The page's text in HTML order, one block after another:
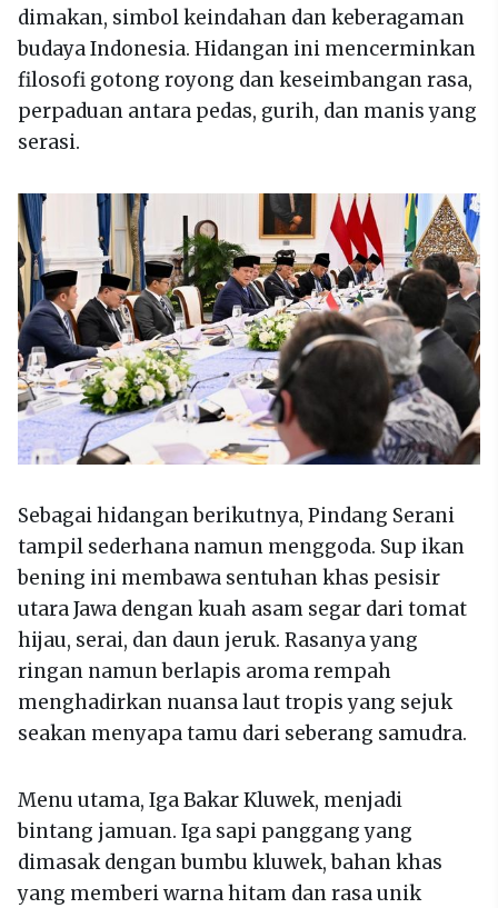
dimakan, simbol keindahan dan keberagaman
budaya Indonesia. Hidangan ini mencerminkan
filosofi gotong royong dan keseimbangan rasa,
perpaduan antara pedas, gurih, dan manis yang
serasi.
Sebagai hidangan berikutnya, Pindang Serani
tampil sederhana namun menggoda. Sup ikan
bening ini membawa sentuhan khas pesisir
utara Jawa dengan kuah asam segar dari tomat
hijau, serai, dan daun jeruk. Rasanya yang
ringan namun berlapis aroma rempah
menghadirkan nuansa laut tropis yang sejuk
seakan menyapa tamu dari seberang samudra.
Menu utama, Iga Bakar Kluwek, menjadi
bintang jamuan. Iga sapi panggang yang
dimasak dengan bumbu kluwek, bahan khas
yang memberi warna hitam dan rasa unik